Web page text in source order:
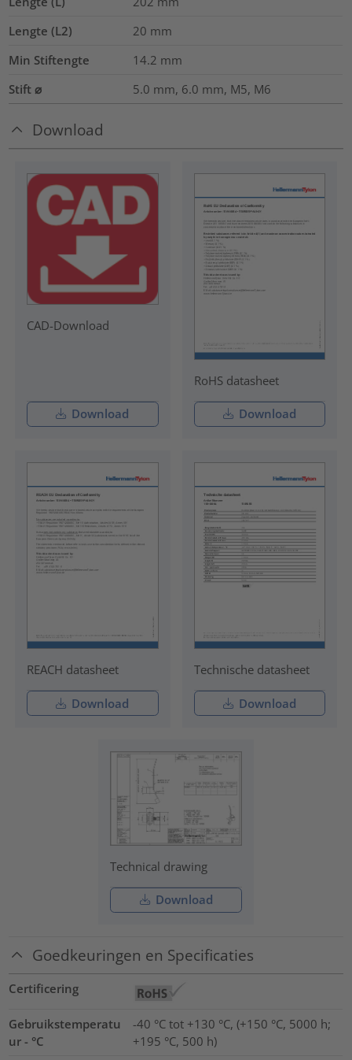
Lengte (L2)
20 mm
Min Stiftengte
14.2 mm
Stift ⌀
5.0 mm, 6.0 mm, M5, M6
Download
CAD-Download
Download
RoHS datasheet
Download
REACH datasheet
Download
Technische datasheet
Download
Technical drawing
Download
Goedkeuringen en Specificaties
Certificering
Gebruikstemperatu
ur - °C
-40 °C tot +130 °C, (+150 °C, 5000 h;
+195 °C, 500 h)